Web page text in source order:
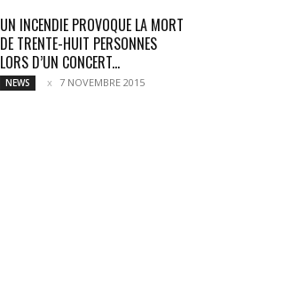
UN INCENDIE PROVOQUE LA MORT
DE TRENTE-HUIT PERSONNES
LORS D’UN CONCERT...
NEWS 7 NOVEMBRE 2015